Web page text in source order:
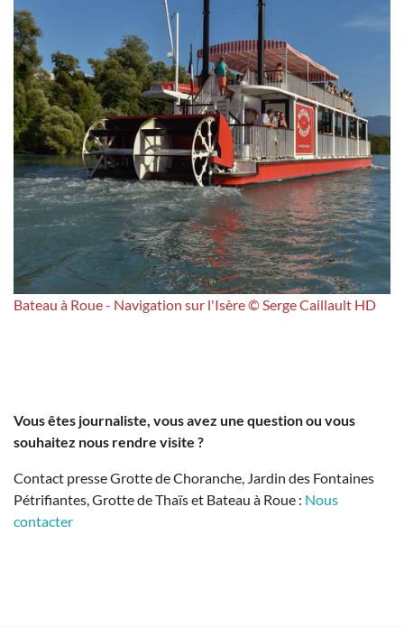
Bateau à Roue - Navigation sur l'Isère © Serge Caillault HD
Vous êtes journaliste, vous avez une question ou vous
souhaitez nous rendre visite ?
Contact presse Grotte de Choranche, Jardin des Fontaines
Pétrifiantes, Grotte de Thaïs et Bateau à Roue : Nous
contacter